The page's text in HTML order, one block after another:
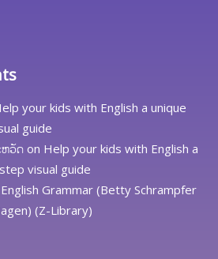
your kids with English a unique
guide
ຫວັດ on Help your kids with English a
visual guide
Grammar (Betty Schrampfer
(Z-Library)